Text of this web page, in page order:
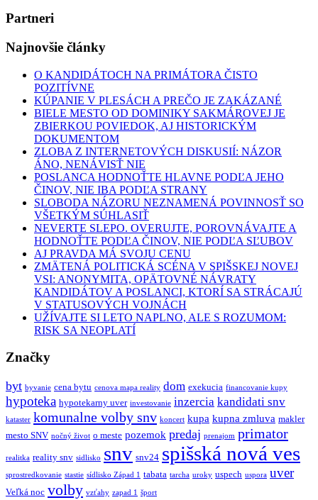
Partneri
Najnovšie články
O KANDIDÁTOCH NA PRIMÁTORA ČISTO
POZITÍVNE
KÚPANIE V PLESÁCH A PREČO JE ZAKÁZANÉ
BIELE MESTO OD DOMINIKY SAKMÁROVEJ JE
ZBIERKOU POVIEDOK, AJ HISTORICKÝM
DOKUMENTOM
ZLOBA Z INTERNETOVÝCH DISKUSIÍ: NÁZOR
ÁNO, NENÁVISŤ NIE
POSLANCA HODNOŤTE HLAVNE PODĽA JEHO
ČINOV, NIE IBA PODĽA STRANY
SLOBODA NÁZORU NEZNAMENÁ POVINNOSŤ SO
VŠETKÝM SÚHLASIŤ
NEVERTE SLEPO. OVERUJTE, POROVNÁVAJTE A
HODNOŤTE PODĽA ČINOV, NIE PODĽA SĽUBOV
AJ PRAVDA MÁ SVOJU CENU
ZMÄTENÁ POLITICKÁ SCÉNA V SPIŠSKEJ NOVEJ
VSI: ANONYMITA, OPÄTOVNÉ NÁVRATY
KANDIDÁTOV A POSLANCI, KTORÍ SA STRÁCAJÚ
V STATUSOVÝCH VOJNÁCH
UŽÍVAJTE SI LETO NAPLNO, ALE S ROZUMOM:
RISK SA NEOPLATÍ
Značky
byt byvanie cena bytu cenova mapa reality dom exekucia financovanie kupy
hypoteka hypotekarny uver investovanie inzercia kandidati snv
kataster komunalne volby snv koncert kupa kupna zmluva makler
mesto SNV nočný život o meste pozemok predaj prenajom primator
realitka reality snv sidlisko snv snv24 spišská nová ves
sprostredkovanie stastie sídlisko Západ 1 tabata tarcha uroky uspech uspora uver
Veľká noc volby vzťahy zapad 1 šport